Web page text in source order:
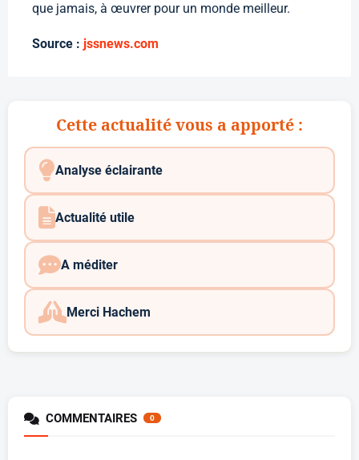
que jamais, à œuvrer pour un monde meilleur.
Source : jssnews.com
Cette actualité vous a apporté :
Analyse éclairante
Actualité utile
A méditer
Merci Hachem
COMMENTAIRES 0